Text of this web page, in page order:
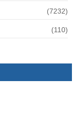
(7232)
(110)